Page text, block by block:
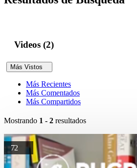
Videos (2)
Más Vistos
Más Recientes
Más Comentados
Más Compartidos
Mostrando 1 - 2 resultados
72